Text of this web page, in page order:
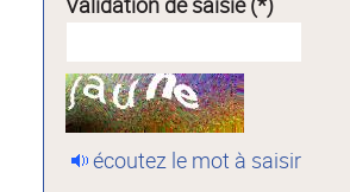
écoutez le mot à saisir